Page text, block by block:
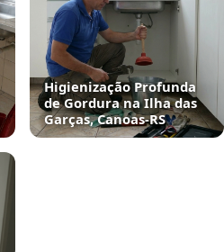
Higienização Profunda
de Gordura na Ilha das
Garças, Canoas‑RS